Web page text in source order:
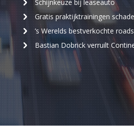
Schijnkeuze bij leaseauto
Gratis praktijktrainingen
’s Werelds bestverkochte
Bastian Dobrick verruilt